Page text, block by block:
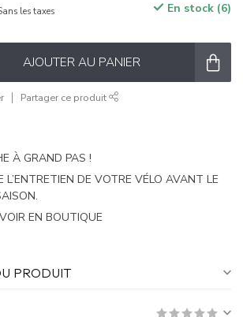
les taxes En stock (6)
AJOUTER AU PANIER
Partager ce produit
À GRAND PAS !
L’ENTRETIEN DE VOTRE VÉLO AVANT LE
EN BOUTIQUE
PRODUIT